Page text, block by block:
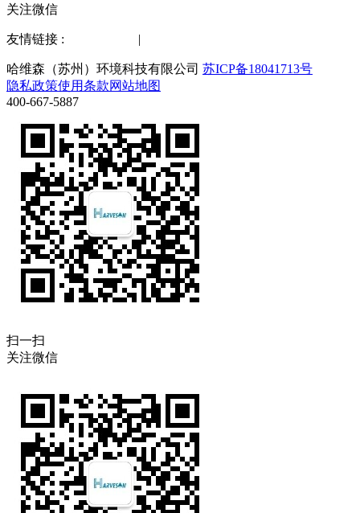
关注微信
友情链接 : |
哈维森（苏州）环境科技有限公司 苏ICP备18041713号
隐私政策使用条款网站地图
400-667-5887
扫一扫
关注微信